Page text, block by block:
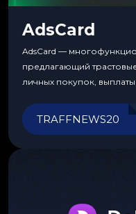
AdsCard
AdsCard —
предлагающий
личных покупок,
инструменты для
TRAFFNEWS20